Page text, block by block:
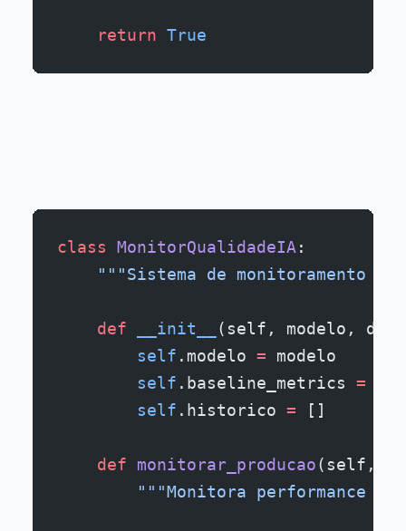
    return
True
class MonitorQualidadeIA :
"""Sistema de monitoramento
    def
__init__
(self, modelo,
        self
.modelo = modelo
        self
.baseline_metrics =
        self
.historico = []
    def
monitorar_producao(self,
"""Monitora performance em